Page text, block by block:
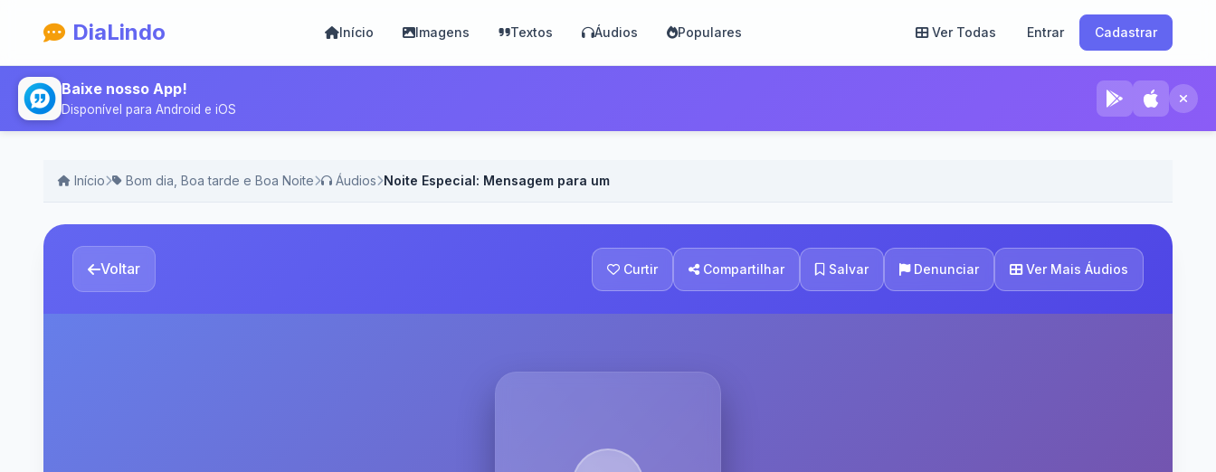
DiaLindo Início Imagens Textos Áudios Populares Ver Todas Entrar Cadastrar
Baixe nosso App!
Disponível para Android e iOS
Início Bom dia, Boa tarde e Boa Noite Áudios Noite Especial: Mensagem para um Momento Marcante - Voz Masculina
Voltar Curtir Compartilhar Salvar Denunciar Ver Mais Áudios